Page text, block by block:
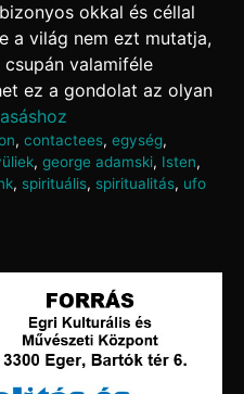
okkal és céllal
a világ nem ezt mutatja,
valamiféle
ez a gondolat az olyan
, contactees, egység,
, george adamski, Isten,
, spirituális, spiritualitás, ufo